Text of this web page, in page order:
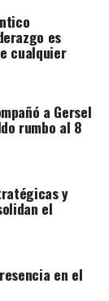
es
cualquier
a Gersel
rumbo al 8
y
el
en el